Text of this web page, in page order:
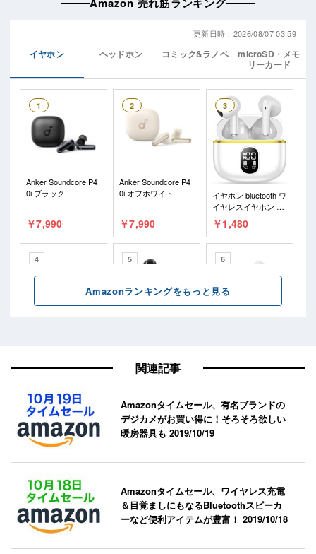
関連記事
Amazonタイムセール、有名ブランドの
デジカメがお買い得に！そろそろ欲しい
暖房器具も2019/10/19
Amazonタイムセール、ワイヤレス充電
＆目覚ましにもなるBluetoothスピーカ
ーなど便利アイテムが豊富！2019/10/18